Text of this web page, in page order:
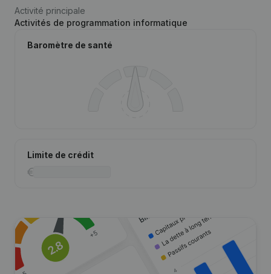
Activité principale
Activités de programmation informatique
Baromètre de santé
Limite de crédit